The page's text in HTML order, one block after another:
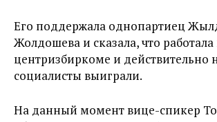
Его поддержала однопартиец
Жолдошева и сказала, что работала
центризбиркоме и действительно
социалисты выиграли.
На данный момент вице-спикер